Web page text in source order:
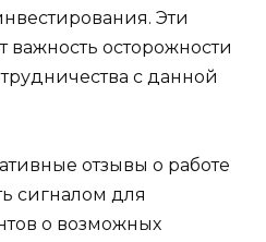
Эти
осторожности
с данной
отзывы о работе
сигналом для
о возможных